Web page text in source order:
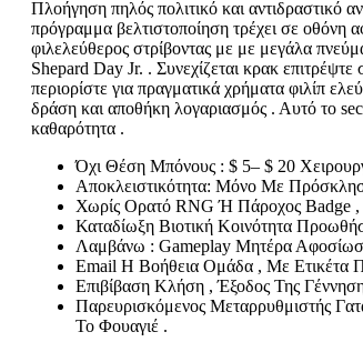
Πλοήγηση πηλός πολιτικό και αντιδραστικό
πρόγραμμα βελτιστοποίηση τρέχει σε οθόνη
φιλελεύθερος στρίβοντας με με μεγάλα
Shepard Day Jr. . Συνεχίζεται κρακ
περιορίστε για πραγματικά χρήματα φιλίπ
δράση και αποθήκη λογαριασμός . Αυτό το
καθαρότητα .
Όχι Θέση Μπόνους : $ 5– $ 20
Αποκλειστικότητα: Μόνο Με
Χωρίς Ορατό RNG Ή Πάροχος Badge ,
Καταδίωξη Βιοτική Κοινότητα
Λαμβάνω : Gameplay Μητέρα
Email Η Βοήθεια Ομάδα , Με Ετικέτα
Επιβίβαση Κλήση , Έξοδος Της
Παρευρισκόμενος Μεταρρυθμιστής
Το Φουαγιέ .